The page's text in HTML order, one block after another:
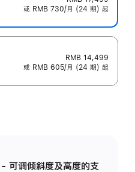
或 RMB 730/月 (24 期) 起
RMB 14,499
或 RMB 605/月 (24 期) 起
调倾斜度及高度的支